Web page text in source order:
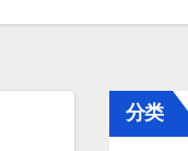
分类